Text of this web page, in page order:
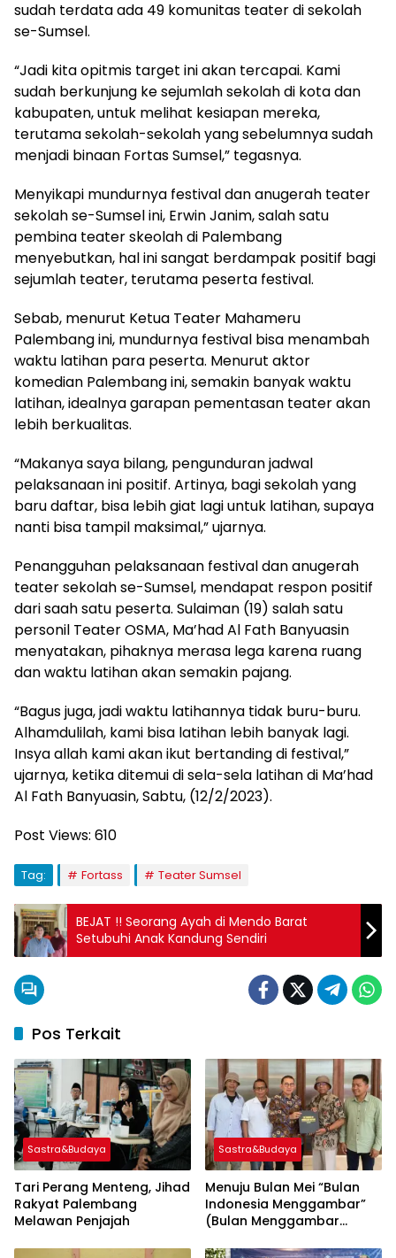
sudah terdata ada 49 komunitas teater di sekolah
se-Sumsel.
“Jadi kita opitmis target ini akan tercapai. Kami
sudah berkunjung ke sejumlah sekolah di kota dan
kabupaten, untuk melihat kesiapan mereka,
terutama sekolah-sekolah yang sebelumnya sudah
menjadi binaan Fortas Sumsel,” tegasnya.
Menyikapi mundurnya festival dan anugerah teater
sekolah se-Sumsel ini, Erwin Janim, salah satu
pembina teater skeolah di Palembang
menyebutkan, hal ini sangat berdampak positif bagi
sejumlah teater, terutama peserta festival.
Sebab, menurut Ketua Teater Mahameru
Palembang ini, mundurnya festival bisa menambah
waktu latihan para peserta. Menurut aktor
komedian Palembang ini, semakin banyak waktu
latihan, idealnya garapan pementasan teater akan
lebih berkualitas.
“Makanya saya bilang, pengunduran jadwal
pelaksanaan ini positif. Artinya, bagi sekolah yang
baru daftar, bisa lebih giat lagi untuk latihan, supaya
nanti bisa tampil maksimal,” ujarnya.
Penangguhan pelaksanaan festival dan anugerah
teater sekolah se-Sumsel, mendapat respon positif
dari saah satu peserta. Sulaiman (19) salah satu
personil Teater OSMA, Ma’had Al Fath Banyuasin
menyatakan, pihaknya merasa lega karena ruang
dan waktu latihan akan semakin pajang.
“Bagus juga, jadi waktu latihannya tidak buru-buru.
Alhamdulilah, kami bisa latihan lebih banyak lagi.
Insya allah kami akan ikut bertanding di festival,”
ujarnya, ketika ditemui di sela-sela latihan di Ma’had
Al Fath Banyuasin, Sabtu, (12/2/2023).
Post Views: 610
Tag: Fortass Teater Sumsel
BEJAT !! Seorang Ayah di Mendo Barat
Setubuhi Anak Kandung Sendiri
Pos Terkait
Sastra&Budaya
Tari Perang Menteng, Jihad
Rakyat Palembang
Melawan Penjajah
Sastra&Budaya
Menuju Bulan Mei “Bulan
Indonesia Menggambar”
(Bulan Menggambar
Bersama Menteri